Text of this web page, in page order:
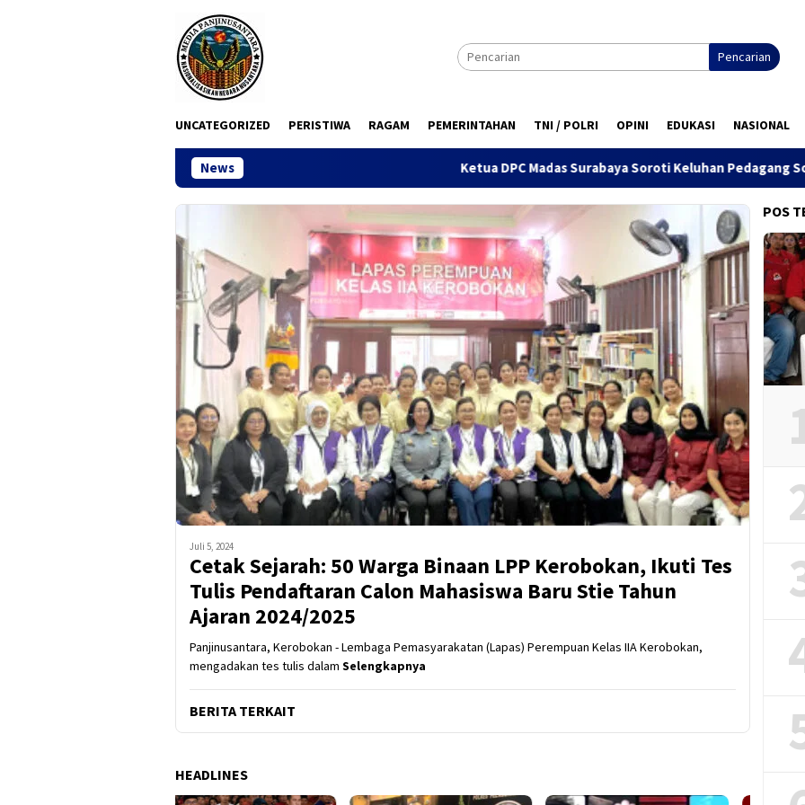
Pencarian
UNCATEGORIZED PERISTIWA RAGAM PEMERINTAHAN TNI / POLRI OPINI EDUKASI NASIONAL
News Ketua DPC Madas Surabaya Soroti Keluhan Pedagang Soal Penertiban
Juli 5, 2024
Cetak Sejarah: 50 Warga Binaan LPP Kerobokan, Ikuti Tes
Tulis Pendaftaran Calon Mahasiswa Baru Stie Tahun
Ajaran 2024/2025
Panjinusantara, Kerobokan - Lembaga Pemasyarakatan (Lapas) Perempuan Kelas IIA Kerobokan,
mengadakan tes tulis dalam Selengkapnya
BERITA TERKAIT
HEADLINES
POS